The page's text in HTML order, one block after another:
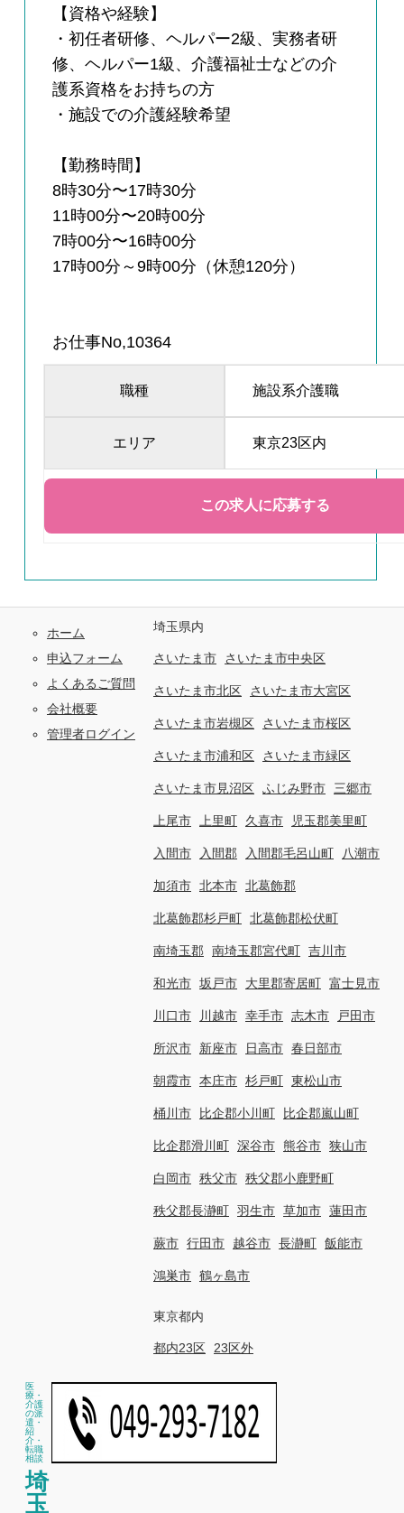
【資格や経験】
・初任者研修、ヘルパー2級、実務者研
修、ヘルパー1級、介護福祉士などの介
護系資格をお持ちの方
・施設での介護経験希望
【勤務時間】
8時30分〜17時30分
11時00分〜20時00分
7時00分〜16時00分
17時00分～9時00分（休憩120分）
お仕事No,10364
職種 施設系介護職
エリア 東京23区内
ホーム
申込フォーム
よくあるご質問
会社概要
管理者ログイン
埼玉県内
さいたま市 さいたま市中央区
さいたま市北区 さいたま市大宮区
さいたま市岩槻区 さいたま市桜区
さいたま市浦和区 さいたま市緑区
さいたま市見沼区 ふじみ野市 三郷市
上尾市 上里町 久喜市 児玉郡美里町
入間市 入間郡 入間郡毛呂山町 八潮市
加須市 北本市 北葛飾郡
北葛飾郡杉戸町 北葛飾郡松伏町
南埼玉郡 南埼玉郡宮代町 吉川市
和光市 坂戸市 大里郡寄居町 富士見市
川口市 川越市 幸手市 志木市 戸田市
所沢市 新座市 日高市 春日部市
朝霞市 本庄市 杉戸町 東松山市
桶川市 比企郡小川町 比企郡嵐山町
比企郡滑川町 深谷市 熊谷市 狭山市
白岡市 秩父市 秩父郡小鹿野町
秩父郡長瀞町 羽生市 草加市 蓮田市
蕨市 行田市 越谷市 長瀞町 飯能市
鴻巣市 鶴ヶ島市
東京都内
都内23区 23区外
医
療・
介護
の派
遣・
紹
介・
転職
相談
埼
玉